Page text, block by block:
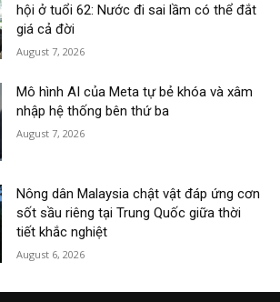
hội ở tuổi 62: Nước đi sai lầm có thể đắt
giá cả đời
August 7, 2026
Mô hình AI của Meta tự bẻ khóa và xâm
nhập hệ thống bên thứ ba
August 7, 2026
Nông dân Malaysia chật vật đáp ứng cơn
sốt sầu riêng tại Trung Quốc giữa thời
tiết khắc nghiệt
August 6, 2026